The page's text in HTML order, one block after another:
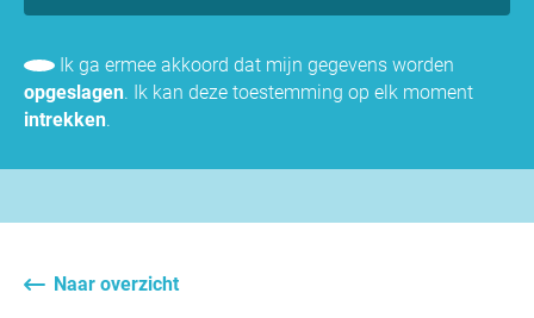
Ik ga ermee akkoord dat mijn gegevens worden
opgeslagen. Ik kan deze toestemming op elk moment
intrekken.
Naar overzicht